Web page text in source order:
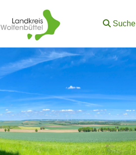
Zum Hauptinhalt springen
Suche